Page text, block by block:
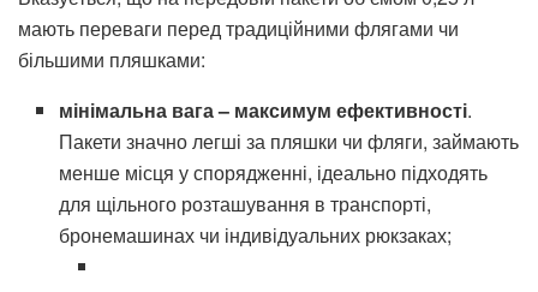
мають переваги перед традиційними флягами чи
більшими пляшками:
мінімальна вага – максимум ефективності.
Пакети значно легші за пляшки чи фляги, займають
менше місця у спорядженні, ідеально підходять
для щільного розташування в транспорті,
бронемашинах чи індивідуальних рюкзаках;